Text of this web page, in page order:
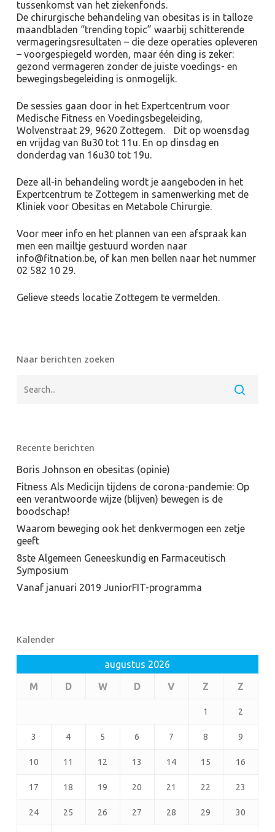
tussenkomst van het ziekenfonds.
De chirurgische behandeling van obesitas is in talloze
maandbladen “trending topic” waarbij schitterende
vermageringsresultaten – die deze operaties opleveren
– voorgespiegeld worden, maar één ding is zeker:
gezond vermageren zonder de juiste voedings- en
bewegingsbegeleiding is onmogelijk.
De sessies gaan door in het Expertcentrum voor
Medische Fitness en Voedingsbegeleiding,
Wolvenstraat 29, 9620 Zottegem. Dit op woensdag
en vrijdag van 8u30 tot 11u. En op dinsdag en
donderdag van 16u30 tot 19u.
Deze all-in behandeling wordt je aangeboden in het
Expertcentrum te Zottegem in samenwerking met de
Kliniek voor Obesitas en Metabole Chirurgie.
Voor meer info en het plannen van een afspraak kan
men een mailtje gestuurd worden naar
info@fitnation.be, of kan men bellen naar het nummer
02 582 10 29.
Gelieve steeds locatie Zottegem te vermelden.
Naar berichten zoeken
Recente berichten
Boris Johnson en obesitas (opinie)
Fitness Als Medicijn tijdens de corona-pandemie: Op
een verantwoorde wijze (blijven) bewegen is de
boodschap!
Waarom beweging ook het denkvermogen een zetje
geeft
8ste Algemeen Geneeskundig en Farmaceutisch
Symposium
Vanaf januari 2019 JuniorFIT-programma
Kalender
augustus 2026
M
D W D V Z Z
1 2
3 4 5 6 7 8 9
10 11 12 13 14 15 16
17 18 19 20 21 22 23
24 25 26 27 28 29 30